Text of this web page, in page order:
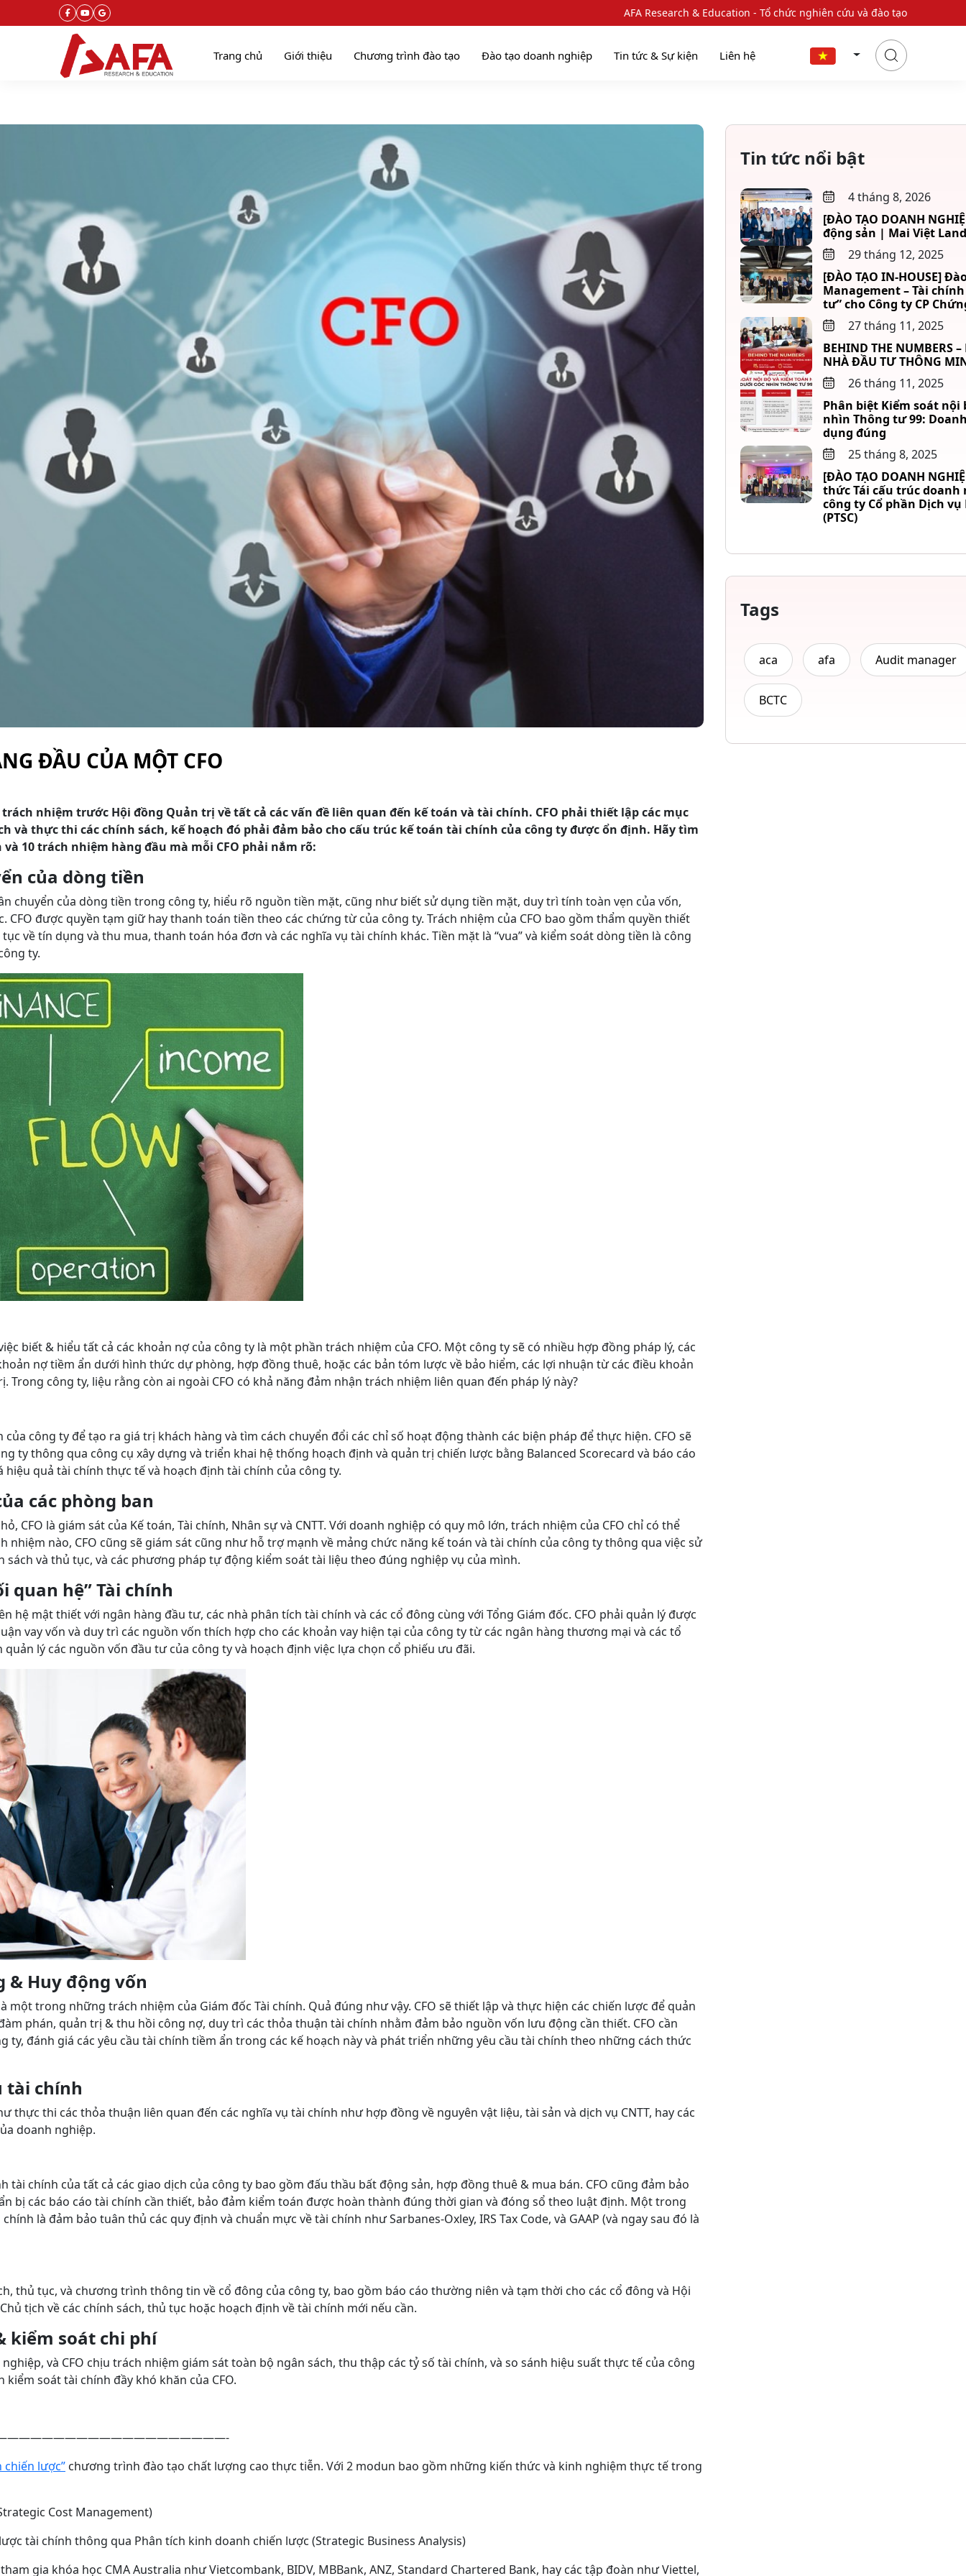
AFA Research & Education - Tổ chức nghiên cứu và đào tạo
Trang chủ Giới thiệu Chương trình đào tạo Đào tạo doanh nghiệp Tin tức & Sự kiện Liên hệ
ĐẦU CỦA MỘT CFO
trách nhiệm trước Hội đồng Quản trị về tất cả các vấn đề liên quan đến kế toán và tài chính. CFO phải thiết lập các mục
và thực thi các chính sách, kế hoạch đó phải đảm bảo cho cấu trúc kế toán tài chính của công ty được ổn định. Hãy tìm
10 trách nhiệm hàng đầu mà mỗi CFO phải nắm rõ:
của dòng tiền
chuyển của dòng tiền trong công ty, hiểu rõ nguồn tiền mặt, cũng như biết sử dụng tiền mặt, duy trì tính toàn vẹn của vốn,
CFO được quyền tạm giữ hay thanh toán tiền theo các chứng từ của công ty. Trách nhiệm của CFO bao gồm thẩm quyền thiết
về tín dụng và thu mua, thanh toán hóa đơn và các nghĩa vụ tài chính khác. Tiền mặt là “vua” và kiểm soát dòng tiền là công
ty.
biết & hiểu tất cả các khoản nợ của công ty là một phần trách nhiệm của CFO. Một công ty sẽ có nhiều hợp đồng pháp lý, các
nợ tiềm ẩn dưới hình thức dự phòng, hợp đồng thuê, hoặc các bản tóm lược về bảo hiểm, các lợi nhuận từ các điều khoản
Trong công ty, liệu rằng còn ai ngoài CFO có khả năng đảm nhận trách nhiệm liên quan đến pháp lý này?
công ty để tạo ra giá trị khách hàng và tìm cách chuyển đổi các chỉ số hoạt động thành các biện pháp để thực hiện. CFO sẽ
ty thông qua công cụ xây dựng và triển khai hệ thống hoạch định và quản trị chiến lược bằng Balanced Scorecard và báo cáo
quả tài chính thực tế và hoạch định tài chính của công ty.
các phòng ban
CFO là giám sát của Kế toán, Tài chính, Nhân sự và CNTT. Với doanh nghiệp có quy mô lớn, trách nhiệm của CFO chỉ có thể
nhiệm nào, CFO cũng sẽ giám sát cũng như hỗ trợ mạnh về mảng chức năng kế toán và tài chính của công ty thông qua việc sử
sách và thủ tục, và các phương pháp tự động kiểm soát tài liệu theo đúng nghiệp vụ của mình.
quan hệ” Tài chính
hệ mật thiết với ngân hàng đầu tư, các nhà phân tích tài chính và các cổ đông cùng với Tổng Giám đốc. CFO phải quản lý được
vay vốn và duy trì các nguồn vốn thích hợp cho các khoản vay hiện tại của công ty từ các ngân hàng thương mại và các tổ
quản lý các nguồn vốn đầu tư của công ty và hoạch định việc lựa chọn cổ phiếu ưu đãi.
& Huy động vốn
trong những trách nhiệm của Giám đốc Tài chính. Quả đúng như vậy. CFO sẽ thiết lập và thực hiện các chiến lược để quản
phán, quản trị & thu hồi công nợ, duy trì các thỏa thuận tài chính nhằm đảm bảo nguồn vốn lưu động cần thiết. CFO cần
ty, đánh giá các yêu cầu tài chính tiềm ẩn trong các kế hoạch này và phát triển những yêu cầu tài chính theo những cách thức
tài chính
thực thi các thỏa thuận liên quan đến các nghĩa vụ tài chính như hợp đồng về nguyên vật liệu, tài sản và dịch vụ CNTT, hay các
doanh nghiệp.
tài chính của tất cả các giao dịch của công ty bao gồm đấu thầu bất động sản, hợp đồng thuê & mua bán. CFO cũng đảm bảo
bị các báo cáo tài chính cần thiết, bảo đảm kiểm toán được hoàn thành đúng thời gian và đóng sổ theo luật định. Một trong
là đảm bảo tuân thủ các quy định và chuẩn mực về tài chính như Sarbanes-Oxley, IRS Tax Code, và GAAP (và ngay sau đó là
thủ tục, và chương trình thông tin về cổ đông của công ty, bao gồm báo cáo thường niên và tạm thời cho các cổ đông và Hội
tịch về các chính sách, thủ tục hoặc hoạch định về tài chính mới nếu cần.
kiểm soát chi phí
và CFO chịu trách nhiệm giám sát toàn bộ ngân sách, thu thập các tỷ số tài chính, và so sánh hiệu suất thực tế của công
soát tài chính đầy khó khăn của CFO.
chiến lược” chương trình đào tạo chất lượng cao thực tiễn. Với 2 modun bao gồm những kiến thức và kinh nghiệm thực tế trong
Cost Management)
tài chính thông qua Phân tích kinh doanh chiến lược (Strategic Business Analysis)
gia khóa học CMA Australia như Vietcombank, BIDV, MBBank, ANZ, Standard Chartered Bank, hay các tập đoàn như Viettel,
Tin tức nổi bật
4 tháng 8, 2026
[ĐÀO TẠO DOANH
động sản | Mai Việt Land
29 tháng 12, 2025
[ĐÀO TẠO IN-HOUSE]
Management – Tài
tư” cho Công ty CP
27 tháng 11, 2025
BEHIND THE NUMBERS
NHÀ ĐẦU TƯ THÔNG
26 tháng 11, 2025
Phân biệt Kiểm soát nội
nhìn Thông tư 99:
dụng đúng
25 tháng 8, 2025
[ĐÀO TẠO DOANH
thức Tái cấu trúc doanh
công ty Cổ phần Dịch
(PTSC)
Tags
aca afa Audit manager
BCTC